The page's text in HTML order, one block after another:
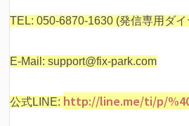
TEL: 050-6870-1630 (発信専用ダ
E-Mail: support@fix-park.com
公式LINE: http://line.me/ti/p/